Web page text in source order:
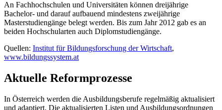
An Fachhochschulen und Universitäten können dreijährige
Bachelor- und darauf aufbauend mindestens zweijährige
Masterstudiengänge belegt werden. Bis zum Jahr 2012 gab es an
beiden Hochschularten auch Diplomstudiengänge.
Quellen: Institut für Bildungsforschung der Wirtschaft,
www.bildungssystem.at
Aktuelle Reformprozesse
​In Österreich werden die Ausbildungsberufe regelmäßig aktualisiert
und adaptiert. Die aktualisierten Listen und Ausbildungsordnungen